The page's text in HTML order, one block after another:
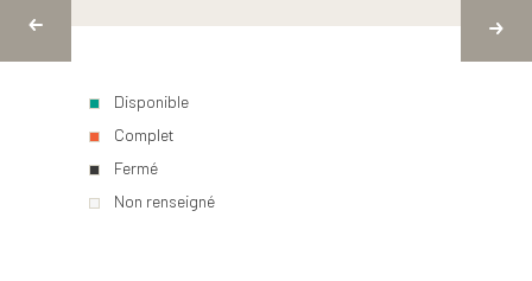
Disponible
Complet
Fermé
Non renseigné